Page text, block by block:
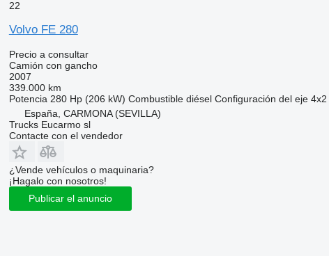
22
Volvo FE 280
Precio a consultar
Camión con gancho
2007
339.000 km
Potencia 280 Hp (206 kW) Combustible diésel Configuración del eje 4x2
España, CARMONA (SEVILLA)
Trucks Eucarmo sl
Contacte con el vendedor
¿Vende vehículos o maquinaria?
¡Hagalo con nosotros!
Publicar el anuncio